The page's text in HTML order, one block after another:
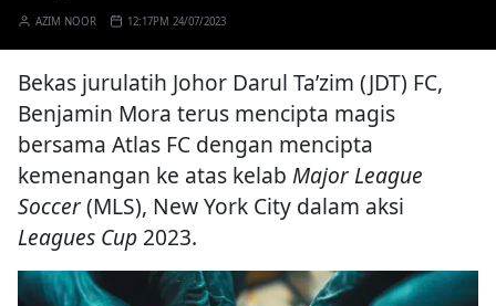
AZIM NOOR 12:17PM 24/07/2023
Bekas jurulatih Johor Darul Ta’zim (JDT) FC,
Benjamin Mora terus mencipta magis
bersama Atlas FC dengan mencipta
kemenangan ke atas kelab Major League
Soccer(MLS), New York City dalam aksi
Leagues Cup 2023.